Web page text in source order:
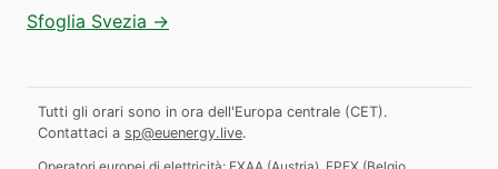
Sfoglia Svezia →
Tutti gli orari sono in ora dell'Europa centrale (CET).
Contattaci a sp@euenergy.live.